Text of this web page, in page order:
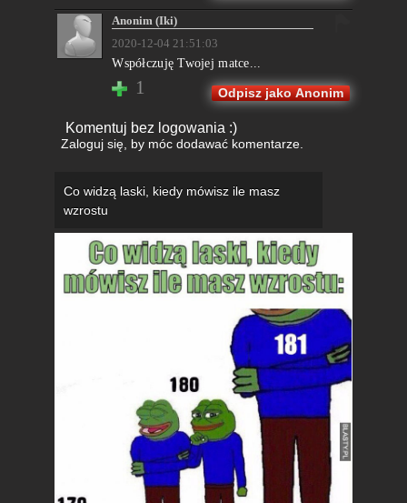
Anonim (Iki)
2020-12-04 21:51:03
Współczuję Twojej matce...
1 Odpisz jako Anonim
Komentuj bez logowania :)
Zaloguj się, by móc dodawać komentarze.
Co widzą laski, kiedy mówisz ile masz
wzrostu